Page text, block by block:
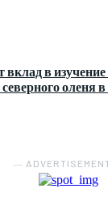
вклад в
оленя
―